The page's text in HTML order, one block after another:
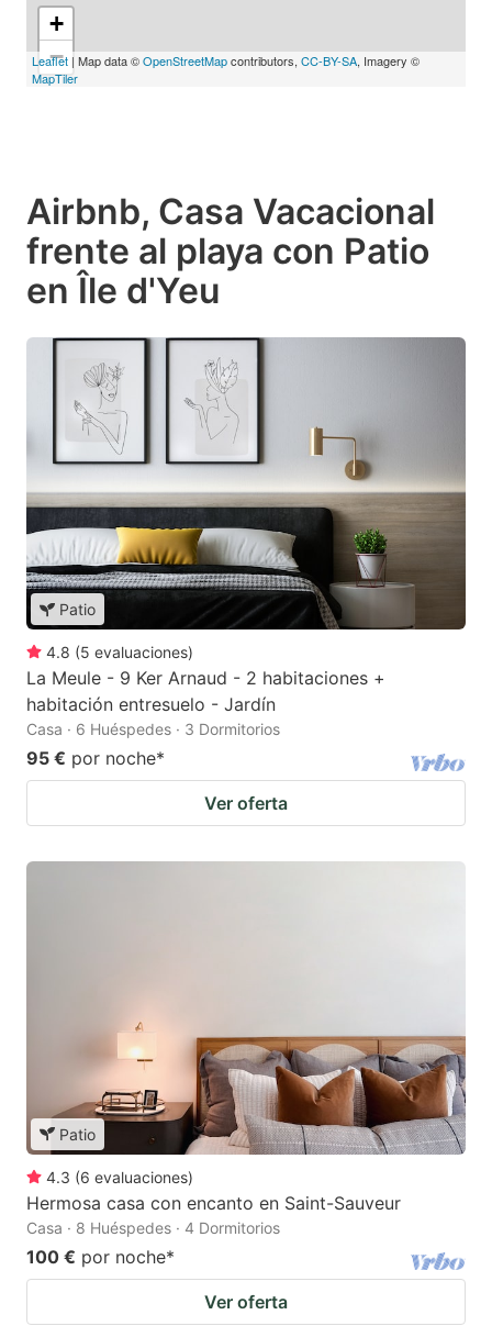
+
−
Leaflet | Map data ©OpenStreetMapcontributors, CC-BY-SA, Imagery ©
MapTiler
Airbnb, Casa Vacacional
frente al playa con Patio
en Île d'Yeu
Patio
4.8 (5 evaluaciones)
La Meule - 9 Ker Arnaud - 2 habitaciones +
habitación entresuelo - Jardín
Casa · 6 Huéspedes · 3 Dormitorios
95 € por noche*
Ver oferta
Patio
4.3 (6 evaluaciones)
Hermosa casa con encanto en Saint-Sauveur
Casa · 8 Huéspedes · 4 Dormitorios
100 € por noche*
Ver oferta